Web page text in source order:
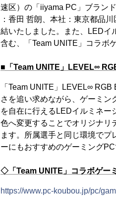
速区）の「iiyama PC」ブラン
：香田 哲朗、本社：東京都品
結いたしました。また、LEDイ
含む、「Team UNITE」コラボ
■「Team UNITE」LEVEL∞
「Team UNITE」LEVEL∞
さを追い求めながら、ゲーミ
を自在に行えるLEDイルミネー
色へ変更することでオリジナリ
ます。所属選手と同じ環境で
ーにもおすすめのゲーミングPC
◇「Team UNITE」コラボゲー
https://www.pc-koubou.jp/pc/